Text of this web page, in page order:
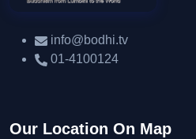
info@bodhi.tv
01-4100124
Our Location On Map